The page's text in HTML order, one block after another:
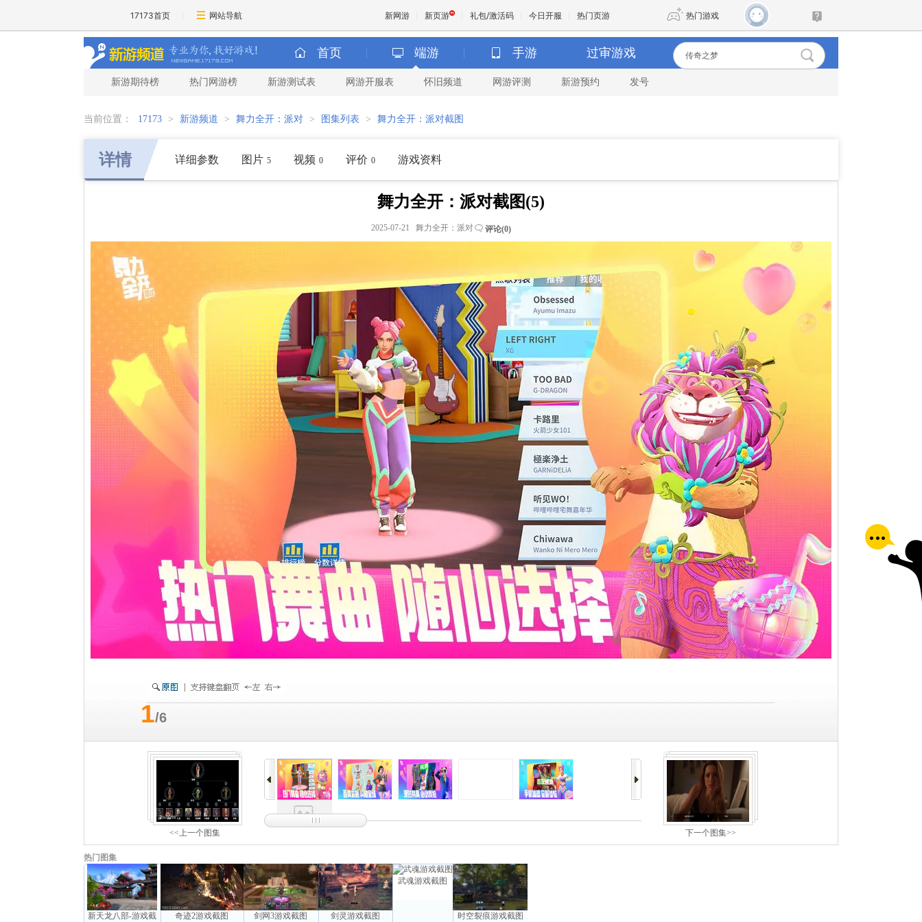
17173首页 网站导航 新网游 新页游 礼包/激活码 今日开服 热门页游 热门游戏
魔兽 DNF
首页 端游 手游 过审游戏
新游期待榜 热门网游榜 新游测试表 网游开服表 怀旧频道 网游评测 新游预约 发号
当前位置： 17173 > 新游频道 > 舞力全开：派对 > 图集列表 > 舞力全开：派对截图
详情 详细参数 图片 5 视频 0 评价 0 游戏资料
舞力全开：派对截图(5)
评论(0)
2025-07-21 舞力全开：派对
1/6
<<上一个图集 下一个图集>>
热门图集
新天龙八部-游戏截 奇迹2游戏截图 剑网3游戏截图 剑灵游戏截图
武魂游戏截图
时空裂痕游戏截图